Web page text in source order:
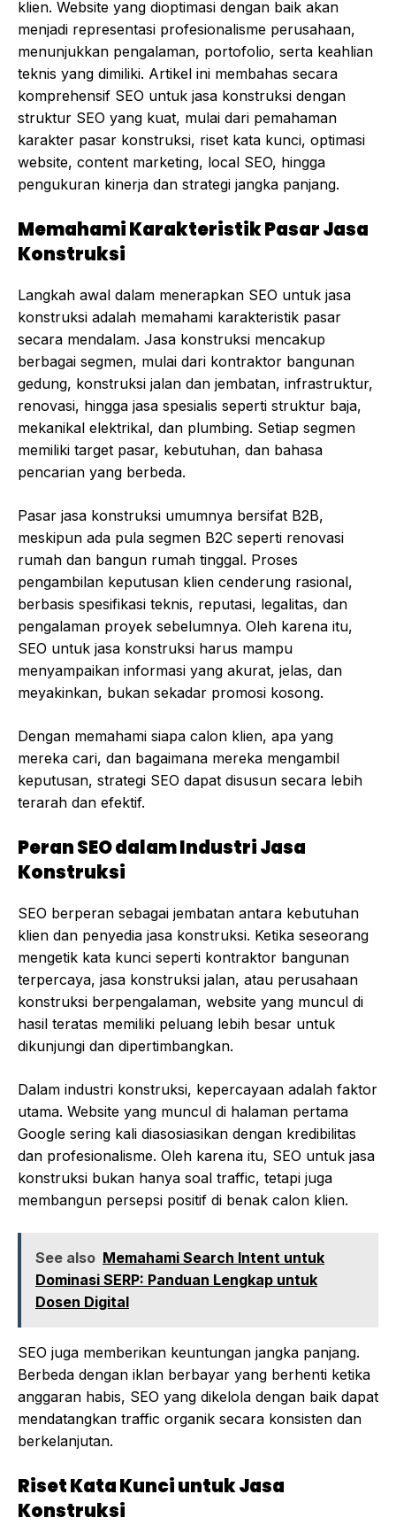
klien. Website yang dioptimasi dengan baik akan
menjadi representasi profesionalisme perusahaan,
menunjukkan pengalaman, portofolio, serta keahlian
teknis yang dimiliki. Artikel ini membahas secara
komprehensif SEO untuk jasa konstruksi dengan
struktur SEO yang kuat, mulai dari pemahaman
karakter pasar konstruksi, riset kata kunci, optimasi
website, content marketing, local SEO, hingga
pengukuran kinerja dan strategi jangka panjang.
Memahami Karakteristik Pasar Jasa
Konstruksi
Langkah awal dalam menerapkan SEO untuk jasa
konstruksi adalah memahami karakteristik pasar
secara mendalam. Jasa konstruksi mencakup
berbagai segmen, mulai dari kontraktor bangunan
gedung, konstruksi jalan dan jembatan, infrastruktur,
renovasi, hingga jasa spesialis seperti struktur baja,
mekanikal elektrikal, dan plumbing. Setiap segmen
memiliki target pasar, kebutuhan, dan bahasa
pencarian yang berbeda.
Pasar jasa konstruksi umumnya bersifat B2B,
meskipun ada pula segmen B2C seperti renovasi
rumah dan bangun rumah tinggal. Proses
pengambilan keputusan klien cenderung rasional,
berbasis spesifikasi teknis, reputasi, legalitas, dan
pengalaman proyek sebelumnya. Oleh karena itu,
SEO untuk jasa konstruksi harus mampu
menyampaikan informasi yang akurat, jelas, dan
meyakinkan, bukan sekadar promosi kosong.
Dengan memahami siapa calon klien, apa yang
mereka cari, dan bagaimana mereka mengambil
keputusan, strategi SEO dapat disusun secara lebih
terarah dan efektif.
Peran SEO dalam Industri Jasa
Konstruksi
SEO berperan sebagai jembatan antara kebutuhan
klien dan penyedia jasa konstruksi. Ketika seseorang
mengetik kata kunci seperti kontraktor bangunan
terpercaya, jasa konstruksi jalan, atau perusahaan
konstruksi berpengalaman, website yang muncul di
hasil teratas memiliki peluang lebih besar untuk
dikunjungi dan dipertimbangkan.
Dalam industri konstruksi, kepercayaan adalah faktor
utama. Website yang muncul di halaman pertama
Google sering kali diasosiasikan dengan kredibilitas
dan profesionalisme. Oleh karena itu, SEO untuk jasa
konstruksi bukan hanya soal traffic, tetapi juga
membangun persepsi positif di benak calon klien.
See also Memahami Search Intent untuk
Dominasi SERP: Panduan Lengkap untuk
Dosen Digital
SEO juga memberikan keuntungan jangka panjang.
Berbeda dengan iklan berbayar yang berhenti ketika
anggaran habis, SEO yang dikelola dengan baik dapat
mendatangkan traffic organik secara konsisten dan
berkelanjutan.
Riset Kata Kunci untuk Jasa
Konstruksi